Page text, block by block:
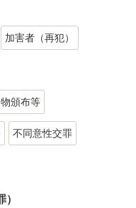
加害者（再犯）
頒布等
不同意性交罪